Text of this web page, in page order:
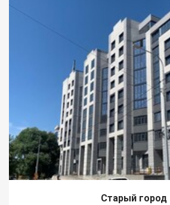
Старый город